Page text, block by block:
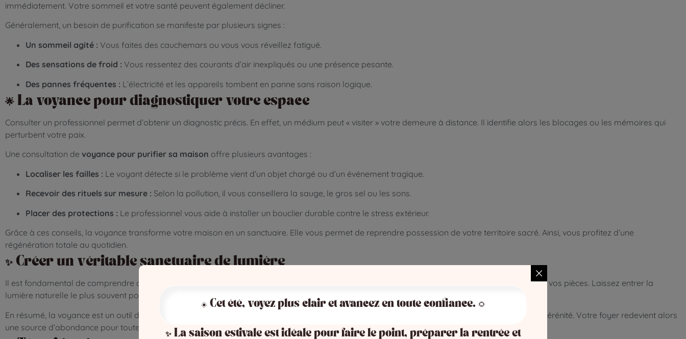
immédiatement. Votre sommeil et votre santé peuvent également décliner.
Généralement, un besoin de purification se manifeste par plusieurs signes :
Un sommeil agité : Vous faites des cauchemars ou vous vous réveillez fatigué.
Des sensations de froid : Vous ressentez des courants d’air inexpliqués ou une présence pesante.
Des pannes fréquentes : L’électricité et les appareils tombent en panne sans raison logique.
🌟 La voyance pour diagnostiquer votre espace
Consulter un professionnel permet d’obtenir un diagnostic précis. En effet, un médium peut « visiter » votre demeure à distance. Il identifie alors les blocages ou les mémoires qui
perturbent votre paix.
Une consultation de voyance pour purifier sa maison offre plusieurs avantages :
Localiser les failles : Le voyant détecte si le problème vient d’un objet chargé ou d’un événement tragique.
Recevoir des rituels sur mesure : Selon la pollution, il vous conseillera la sauge, le gros sel ou les sons.
Placer des protections : Le professionnel vous aide à installer un bouclier durable contre le stress extérieur.
Grâce à ces conseils, la voyance transforme votre maison en un sanctuaire. Elle vous permet de reprendre possession de votre territoire sacré. Ainsi, vous profitez d’une
régénération totale au quotidien.
✨ Créer un véritable sanctuaire de lumière
Il est fondamental de comprendre que l’harmonie s’entretient chaque jour. Après le nettoyage énergétique, apprenez à aérer et à désencombrer vos pièces. Laissez entrer la
lumière naturelle le plus souvent possible. Plus vous aimerez votre maison, plus elle vous protègera en retour.
En résumé, la voyance est un outil de bien-être domestique précieux. En purifiant votre lieu de vie, vous facilitez la circulation de l’amour et de la sérénité. Votre foyer redevient alors
une source d’abondance pour toute la famille.
☀️ Cet été, voyez plus clair et avancez en toute confiance. 🌻
✨ La saison estivale est idéale pour faire le point, préparer la rentrée et